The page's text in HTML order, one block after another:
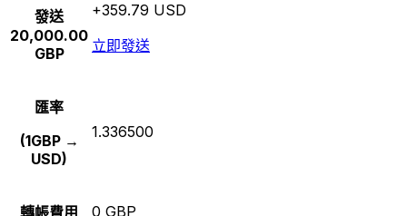
發送
20,000.00
GBP
+359.79 USD
立即發送
匯率
(1GBP →
USD)
1.336500
轉帳費用 0 GBP